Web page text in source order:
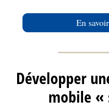
En
Développer
mobile «